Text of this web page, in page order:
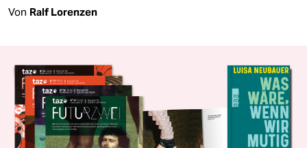
Von Ralf Lorenzen